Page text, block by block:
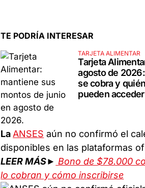
TE PODRÍA INTERESAR
TARJETA ALIMENTAR
Tarjeta
agosto de
se cobra y
pueden acceder
La ANSES aún no confirmó el
disponibles en las plataformas
LEER MÁS► Bono de $78.000
lo cobran y cómo inscribirse